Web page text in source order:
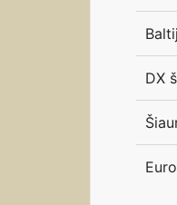
DX